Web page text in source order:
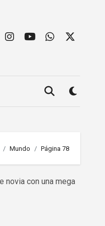
Mundo Página 78